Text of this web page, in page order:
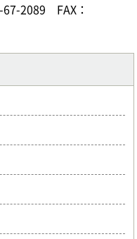
67-2089
FAX：